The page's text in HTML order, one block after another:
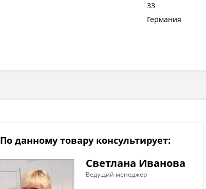
33
Германия
По данному товару консультирует:
Светлана Иванова
Ведущий менеджер